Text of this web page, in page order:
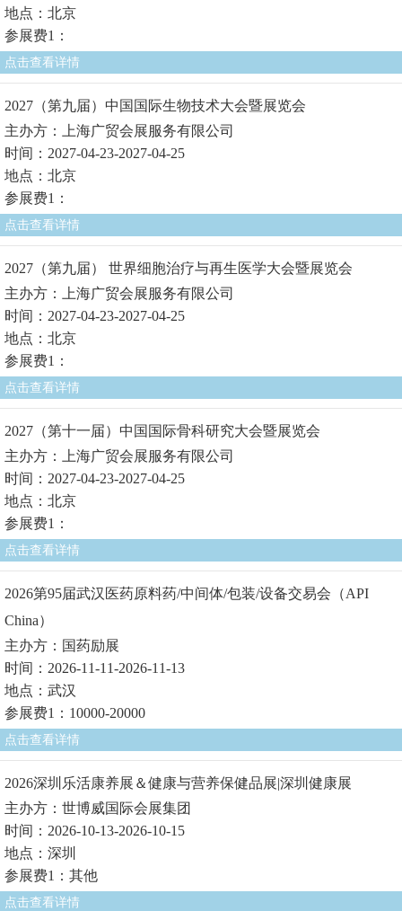
地点：北京
参展费1：
点击查看详情
2027（第九届）中国国际生物技术大会暨展览会
主办方：上海广贸会展服务有限公司
时间：2027-04-23-2027-04-25
地点：北京
参展费1：
点击查看详情
2027（第九届） 世界细胞治疗与再生医学大会暨展览会
主办方：上海广贸会展服务有限公司
时间：2027-04-23-2027-04-25
地点：北京
参展费1：
点击查看详情
2027（第十一届）中国国际骨科研究大会暨展览会
主办方：上海广贸会展服务有限公司
时间：2027-04-23-2027-04-25
地点：北京
参展费1：
点击查看详情
2026第95届武汉医药原料药/中间体/包装/设备交易会（API
China）
主办方：国药励展
时间：2026-11-11-2026-11-13
地点：武汉
参展费1：10000-20000
点击查看详情
2026深圳乐活康养展＆健康与营养保健品展|深圳健康展
主办方：世博威国际会展集团
时间：2026-10-13-2026-10-15
地点：深圳
参展费1：其他
点击查看详情